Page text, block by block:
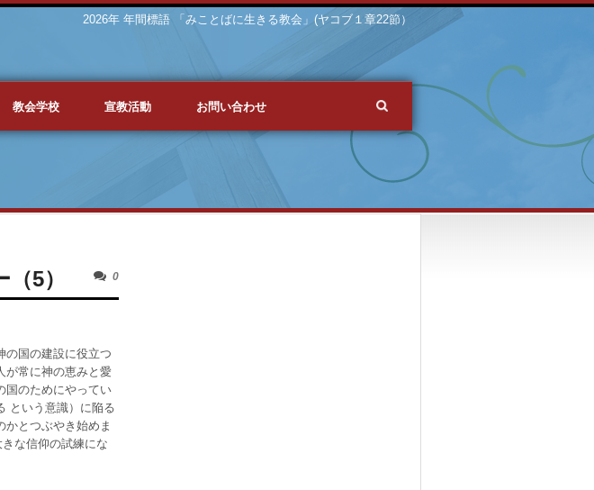
2026年 年間標語 「みことばに生きる教会」(ヤコブ１章22節）
教会学校 宣教活動 お問い合わせ
0
5）
の国の建設に役立つ
が常に神の恵みと愛
国のためにやってい
という意識）に陥る
とつぶやき始めま
な信仰の試練にな